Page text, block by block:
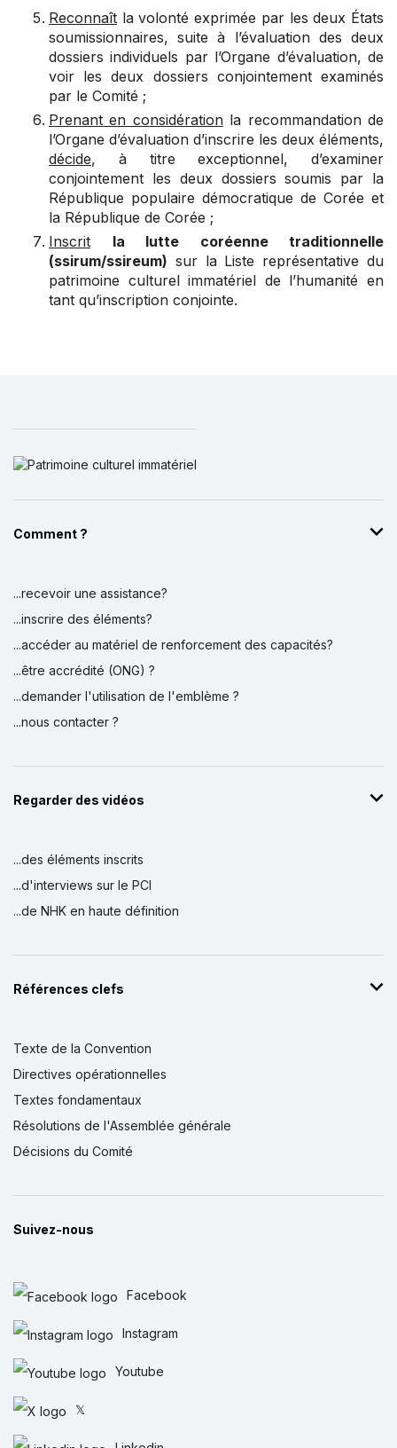
Reconnaît la volonté exprimée par les deux États
soumissionnaires, suite à l’évaluation des deux
dossiers individuels par l’Organe d’évaluation, de
voir les deux dossiers conjointement examinés
par le Comité ;
Prenant en considérationla recommandation de
l’Organe d’évaluation d’inscrire les deux éléments,
décide, à titre exceptionnel, d’examiner
conjointement les deux dossiers soumis par la
République populaire démocratique de Corée et
la République de Corée ;
Inscrit
la lutte coréenne traditionnelle
(ssirum/ssireum) sur la Liste représentative du
patrimoine culturel immatériel de l’humanité en
tant qu’inscription conjointe.
Comment ?
...recevoir une assistance?
...inscrire des éléments?
...accéder au matériel de renforcement des capacités?
...être accrédité (ONG) ?
...demander l'utilisation de l'emblème ?
...nous contacter ?
Regarder des vidéos
...des éléments inscrits
...d'interviews sur le PCI
...de NHK en haute définition
Références clefs
Texte de la Convention
Directives opérationnelles
Textes fondamentaux
Résolutions de l'Assemblée générale
Décisions du Comité
Suivez-nous
Facebook
Instagram
Youtube
𝕏